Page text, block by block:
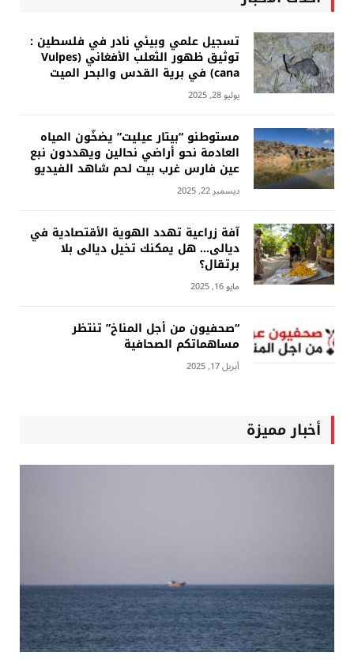
تسجيل علمي وبيئي نادر في فلسطين :
توثيق ظهور الثعلب الأفغاني (Vulpes
cana) في برية القدس والبحر الميت
يوليو 28, 2025
مستوطنو “بيتار عيليت” يضخّون المياه
العادمة نحو أراضي نحالين ويهددون نبع
عين فارس غرب بيت لحم شاهد الفيديو
ديسمبر 22, 2025
آفة زراعية تهدد الهوية الأقتصادية في
ديالى… هل يمكنك تخيل ديالى بلا
برتقال؟
مايو 16, 2025
“صحفيون من أجل المناخ” تنتظر
مساهماتكم الصحافية
أبريل 17, 2025
أخبار مميزة